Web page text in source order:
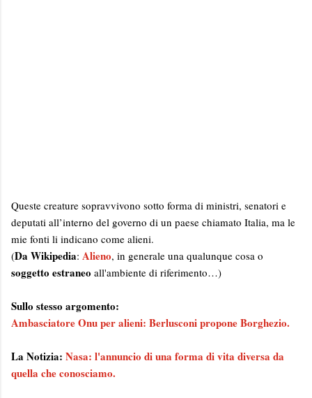
Queste creature sopravvivono sotto forma di ministri, senatori e
deputati all’interno del governo di un paese chiamato Italia, ma le
mie fonti li indicano come alieni.
(Da Wikipedia: Alieno, in generale una qualunque cosa o
soggetto estraneo all'ambiente di riferimento…)
Sullo stesso argomento:
Ambasciatore Onu per alieni: Berlusconi propone Borghezio.
La Notizia: Nasa: l'annuncio di una forma di vita diversa da
quella che conosciamo.